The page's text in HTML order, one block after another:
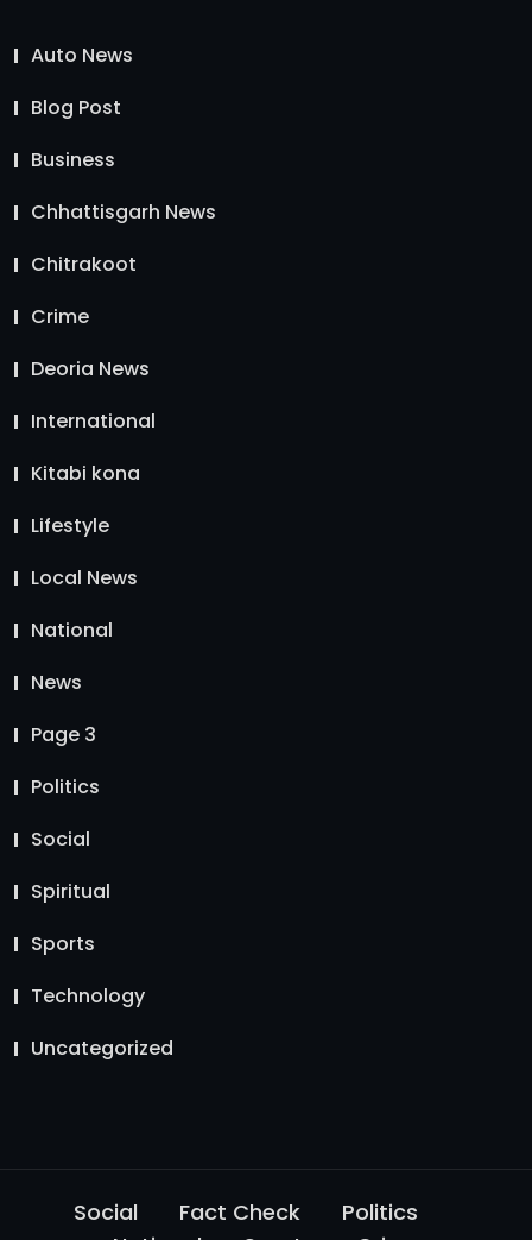
Auto News
Blog Post
Business
Chhattisgarh News
Chitrakoot
Crime
Deoria News
International
Kitabi kona
Lifestyle
Local News
National
News
Page 3
Politics
Social
Spiritual
Sports
Technology
Uncategorized
Social Fact Check
Politics